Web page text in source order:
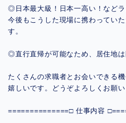
◎日本最大級！日本一高い！などラ
今後もこうした現場に携わってい
す。
◎直行直帰が可能なため、居住地は
たくさんの求職者とお会いできる
嬉しいです。どうぞよろしくお願い
==============□ 仕事内容